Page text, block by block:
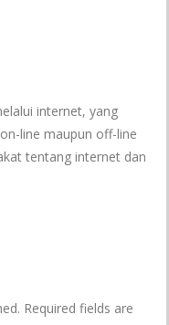
internet, yang
line maupun off-line
tentang internet dan
Required fields are